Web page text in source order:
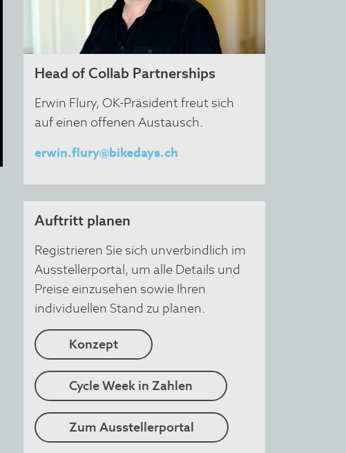
Head of Collab Partnerships
Erwin Flury, OK-Präsident freut sich
auf einen offenen Austausch.
erwin.flury@bikedays.ch
Auftritt planen
Registrieren Sie sich unverbindlich im
Ausstellerportal, um alle Details und
Preise einzusehen sowie Ihren
individuellen Stand zu planen.
Konzept
Cycle Week in Zahlen
Zum Ausstellerportal